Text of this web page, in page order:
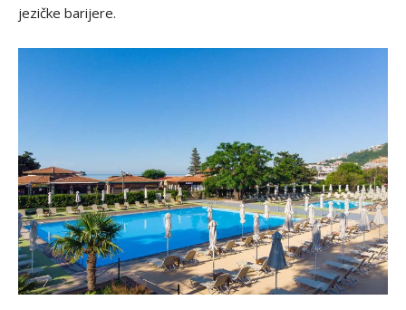
jezičke barijere.